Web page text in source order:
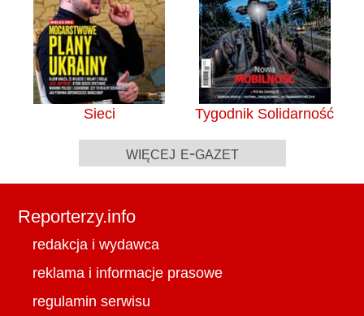
Sieci Tygodnik Solidarność
więcej e-gazet
Reporterzy.info
redakcja i wydawca
reklama i informacje prasowe
regulamin serwisu